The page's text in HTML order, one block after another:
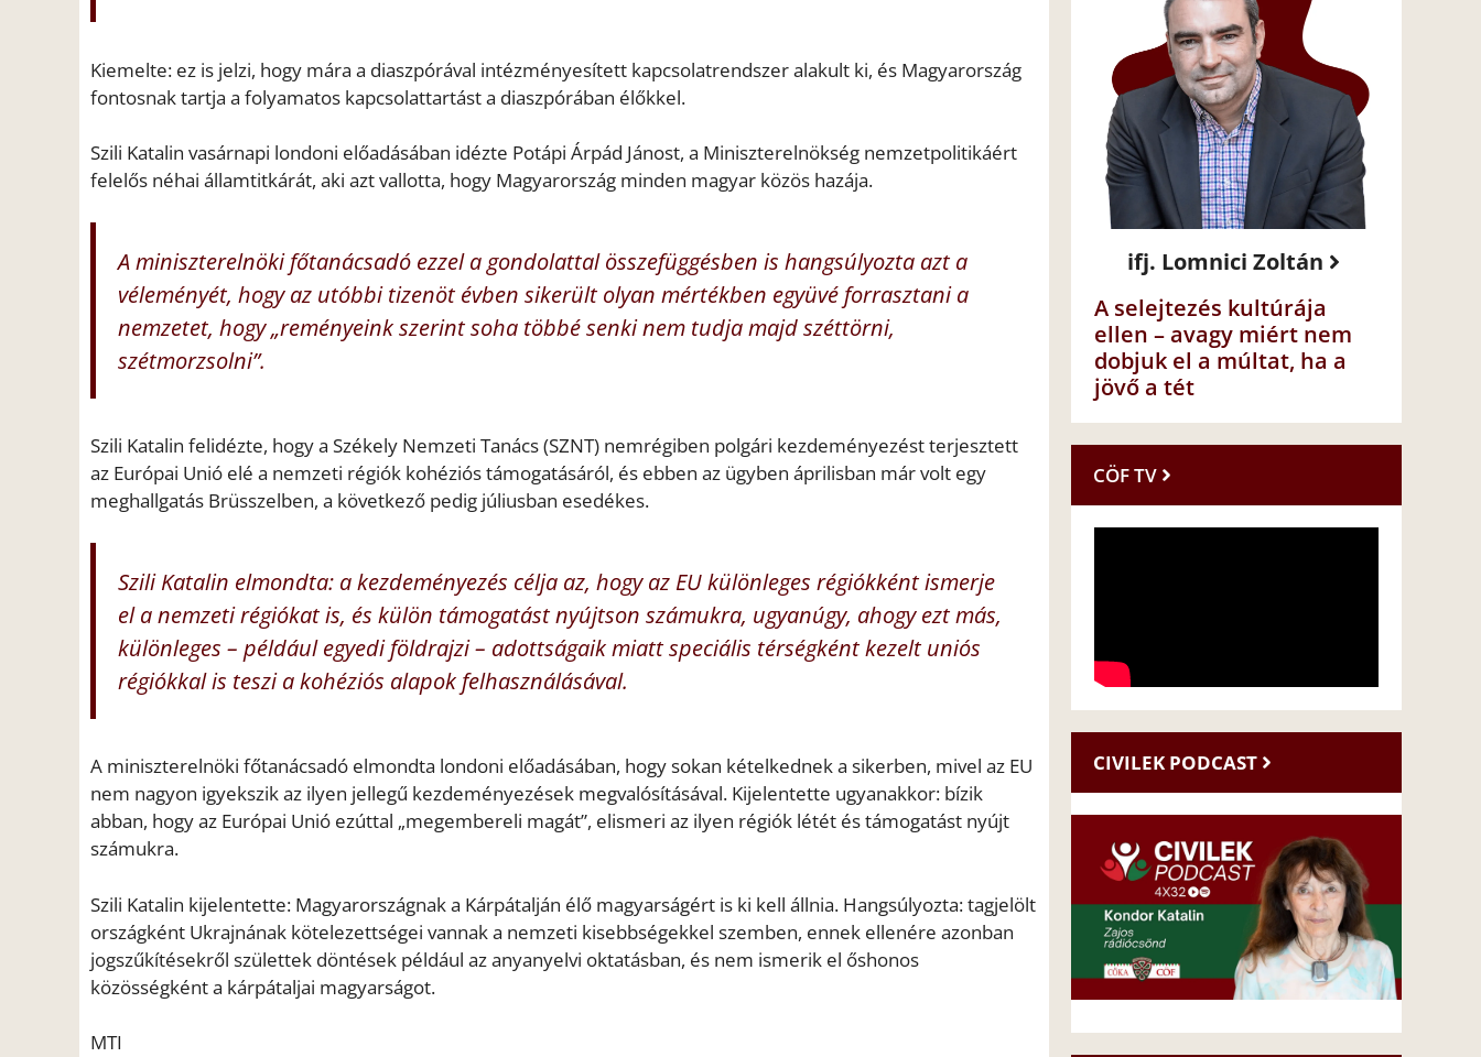
Kiemelte: ez is jelzi, hogy mára a diaszpórával intézményesített kapcsolatrendszer alakult ki, és Magyarország
fontosnak tartja a folyamatos kapcsolattartást a diaszpórában élőkkel.
Szili Katalin vasárnapi londoni előadásában idézte Potápi Árpád Jánost, a Miniszterelnökség nemzetpolitikáért
felelős néhai államtitkárát, aki azt vallotta, hogy Magyarország minden magyar közös hazája.
A miniszterelnöki főtanácsadó ezzel a gondolattal összefüggésben is hangsúlyozta azt a
véleményét, hogy az utóbbi tizenöt évben sikerült olyan mértékben együvé forrasztani a
nemzetet, hogy „reményeink szerint soha többé senki nem tudja majd széttörni,
szétmorzsolni”.
Szili Katalin felidézte, hogy a Székely Nemzeti Tanács (SZNT) nemrégiben polgári kezdeményezést terjesztett
az Európai Unió elé a nemzeti régiók kohéziós támogatásáról, és ebben az ügyben áprilisban már volt egy
meghallgatás Brüsszelben, a következő pedig júliusban esedékes.
Szili Katalin elmondta: a kezdeményezés célja az, hogy az EU különleges régiókként ismerje
el a nemzeti régiókat is, és külön támogatást nyújtson számukra, ugyanúgy, ahogy ezt más,
különleges – például egyedi földrajzi – adottságaik miatt speciális térségként kezelt uniós
régiókkal is teszi a kohéziós alapok felhasználásával.
A miniszterelnöki főtanácsadó elmondta londoni előadásában, hogy sokan kételkednek a sikerben, mivel az EU
nem nagyon igyekszik az ilyen jellegű kezdeményezések megvalósításával. Kijelentette ugyanakkor: bízik
abban, hogy az Európai Unió ezúttal „megembereli magát”, elismeri az ilyen régiók létét és támogatást nyújt
számukra.
Szili Katalin kijelentette: Magyarországnak a Kárpátalján élő magyarságért is ki kell állnia. Hangsúlyozta: tagjelölt
országként Ukrajnának kötelezettségei vannak a nemzeti kisebbségekkel szemben, ennek ellenére azonban
jogszűkítésekről születtek döntések például az anyanyelvi oktatásban, és nem ismerik el őshonos
közösségként a kárpátaljai magyarságot.
MTI
ifj. Lomnici Zoltán
A selejtezés kultúrája
ellen – avagy miért nem
dobjuk el a múltat, ha a
jövő a tét
CÖF TV
CIVILEK PODCAST